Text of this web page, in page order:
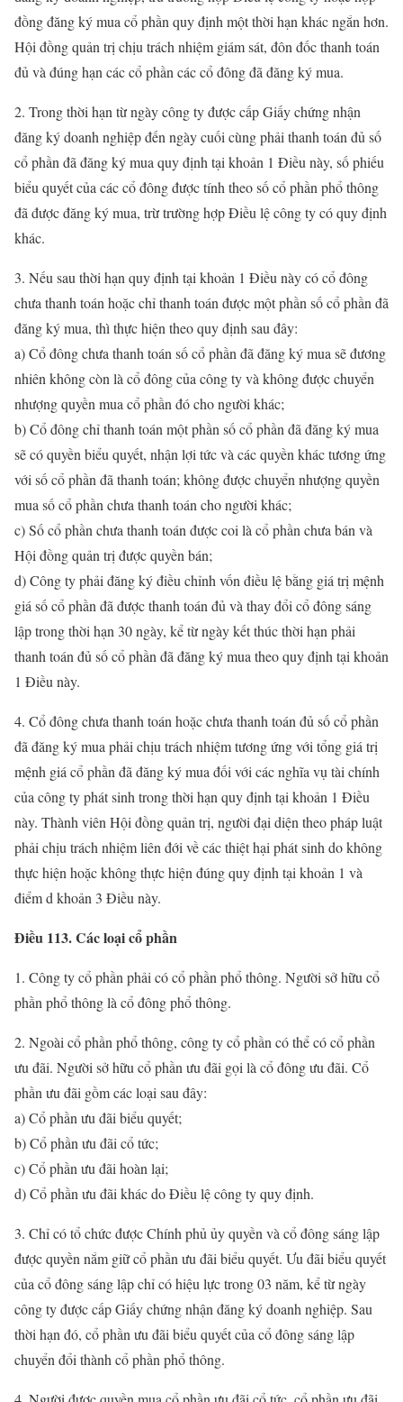
đồng đăng ký mua cổ phần quy định một thời hạn khác ngắn hơn.
Hội đồng quản trị chịu trách nhiệm giám sát, đôn đốc thanh toán
đủ và đúng hạn các cổ phần các cổ đông đã đăng ký mua.
2. Trong thời hạn từ ngày công ty được cấp Giấy chứng nhận
đăng ký doanh nghiệp đến ngày cuối cùng phải thanh toán đủ số
cổ phần đã đăng ký mua quy định tại khoản 1 Điều này, số phiếu
biểu quyết của các cổ đông được tính theo số cổ phần phổ thông
đã được đăng ký mua, trừ trường hợp Điều lệ công ty có quy định
khác.
3. Nếu sau thời hạn quy định tại khoản 1 Điều này có cổ đông
chưa thanh toán hoặc chỉ thanh toán được một phần số cổ phần đã
đăng ký mua, thì thực hiện theo quy định sau đây:
a) Cổ đông chưa thanh toán số cổ phần đã đăng ký mua sẽ đương
nhiên không còn là cổ đông của công ty và không được chuyển
nhượng quyền mua cổ phần đó cho người khác;
b) Cổ đông chỉ thanh toán một phần số cổ phần đã đăng ký mua
sẽ có quyền biểu quyết, nhận lợi tức và các quyền khác tương ứng
với số cổ phần đã thanh toán; không được chuyển nhượng quyền
mua số cổ phần chưa thanh toán cho người khác;
c) Số cổ phần chưa thanh toán được coi là cổ phần chưa bán và
Hội đồng quản trị được quyền bán;
d) Công ty phải đăng ký điều chỉnh vốn điều lệ bằng giá trị mệnh
giá số cổ phần đã được thanh toán đủ và thay đổi cổ đông sáng
lập trong thời hạn 30 ngày, kể từ ngày kết thúc thời hạn phải
thanh toán đủ số cổ phần đã đăng ký mua theo quy định tại khoản
1 Điều này.
4. Cổ đông chưa thanh toán hoặc chưa thanh toán đủ số cổ phần
đã đăng ký mua phải chịu trách nhiệm tương ứng với tổng giá trị
mệnh giá cổ phần đã đăng ký mua đối với các nghĩa vụ tài chính
của công ty phát sinh trong thời hạn quy định tại khoản 1 Điều
này. Thành viên Hội đồng quản trị, người đại diện theo pháp luật
phải chịu trách nhiệm liên đới về các thiệt hại phát sinh do không
thực hiện hoặc không thực hiện đúng quy định tại khoản 1 và
điểm d khoản 3 Điều này.
Điều 113. Các loại cổ phần
1. Công ty cổ phần phải có cổ phần phổ thông. Người sở hữu cổ
phần phổ thông là cổ đông phổ thông.
2. Ngoài cổ phần phổ thông, công ty cổ phần có thể có cổ phần
ưu đãi. Người sở hữu cổ phần ưu đãi gọi là cổ đông ưu đãi. Cổ
phần ưu đãi gồm các loại sau đây:
a) Cổ phần ưu đãi biểu quyết;
b) Cổ phần ưu đãi cổ tức;
c) Cổ phần ưu đãi hoàn lại;
d) Cổ phần ưu đãi khác do Điều lệ công ty quy định.
3. Chỉ có tổ chức được Chính phủ ủy quyền và cổ đông sáng lập
được quyền nắm giữ cổ phần ưu đãi biểu quyết. Ưu đãi biểu quyết
của cổ đông sáng lập chỉ có hiệu lực trong 03 năm, kể từ ngày
công ty được cấp Giấy chứng nhận đăng ký doanh nghiệp. Sau
thời hạn đó, cổ phần ưu đãi biểu quyết của cổ đông sáng lập
chuyển đổi thành cổ phần phổ thông.